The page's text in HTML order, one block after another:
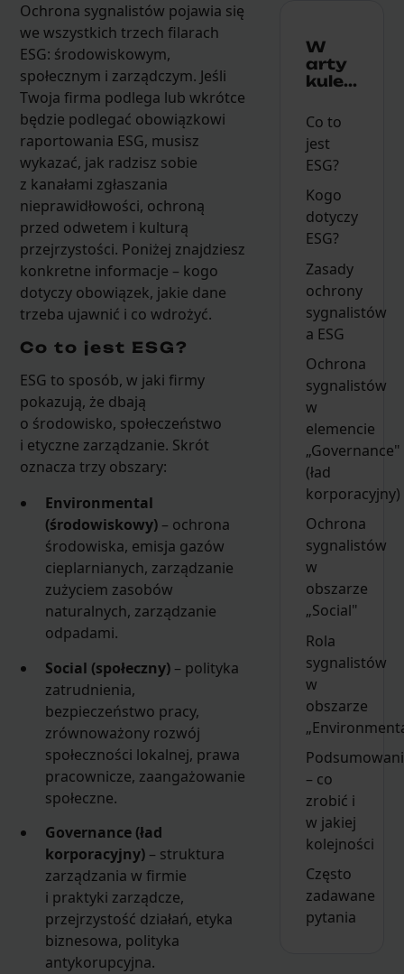
Ochrona sygnalistów pojawia się
we wszystkich trzech filarach
ESG: środowiskowym,
społecznym i zarządczym. Jeśli
Twoja firma podlega lub wkrótce
będzie podlegać obowiązkowi
raportowania ESG, musisz
wykazać, jak radzisz sobie
z kanałami zgłaszania
nieprawidłowości, ochroną
przed odwetem i kulturą
przejrzystości. Poniżej znajdziesz
konkretne informacje – kogo
dotyczy obowiązek, jakie dane
trzeba ujawnić i co wdrożyć.
Co to jest ESG?
ESG to sposób, w jaki firmy
pokazują, że dbają
o środowisko, społeczeństwo
i etyczne zarządzanie. Skrót
oznacza trzy obszary:
Environmental
(środowiskowy) – ochrona
środowiska, emisja gazów
cieplarnianych, zarządzanie
zużyciem zasobów
naturalnych, zarządzanie
odpadami.
Social (społeczny) – polityka
zatrudnienia,
bezpieczeństwo pracy,
zrównoważony rozwój
społeczności lokalnej, prawa
pracownicze, zaangażowanie
społeczne.
Governance (ład
korporacyjny) – struktura
zarządzania w firmie
i praktyki zarządcze,
przejrzystość działań, etyka
biznesowa, polityka
antykorupcyjna.
W
arty
kule...
Co to
jest
ESG?
Kogo
dotyczy
ESG?
Zasady
ochrony
sygnalistów
a ESG
Ochrona
sygnalistów
w
elemencie
„Governance"
(ład
korporacyjny)
Ochrona
sygnalistów
w
obszarze
„Social"
Rola
sygnalistów
w
obszarze
– co
zrobić i
w jakiej
kolejności
Często
zadawane
pytania